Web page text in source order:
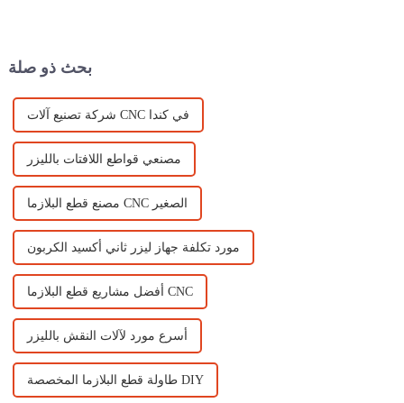
بحث ذو صلة
شركة تصنيع آلات CNC في كندا
مصنعي قواطع اللافتات بالليزر
مصنع قطع البلازما CNC الصغير
مورد تكلفة جهاز ليزر ثاني أكسيد الكربون
أفضل مشاريع قطع البلازما CNC
أسرع مورد لآلات النقش بالليزر
طاولة قطع البلازما المخصصة DIY